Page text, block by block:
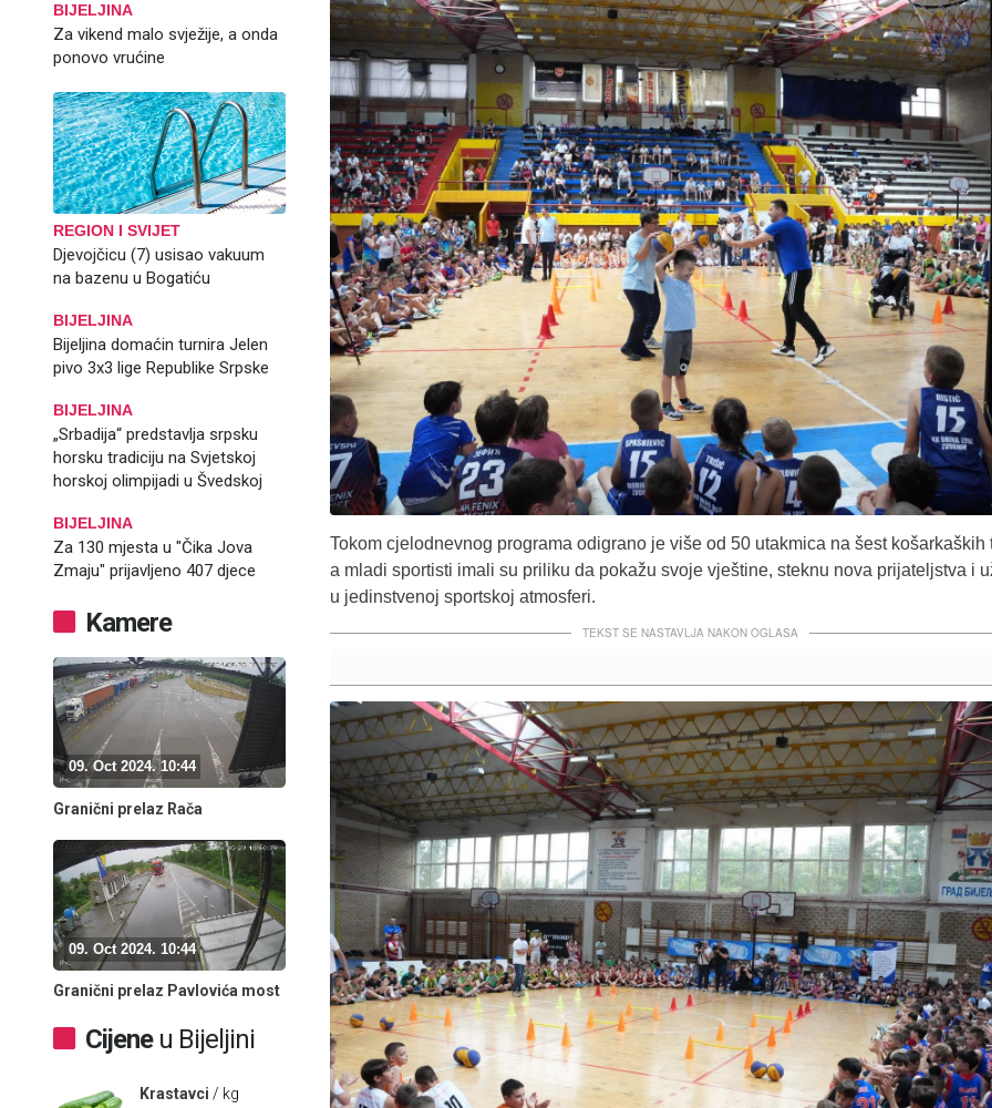
BIJELJINA
Za vikend malo svježije, a onda
ponovo vrućine
REGION I SVIJET
Djevojčicu (7) usisao vakuum
na bazenu u Bogatiću
BIJELJINA
Bijeljina domaćin turnira Jelen
pivo 3x3 lige Republike Srpske
BIJELJINA
„Srbadija“ predstavlja srpsku
horsku tradiciju na Svjetskoj
horskoj olimpijadi u Švedskoj
BIJELJINA
Za 130 mjesta u "Čika Jova
Zmaju" prijavljeno 407 djece
Kamere
09. Oct 2024. 10:44
Granični prelaz Rača
09. Oct 2024. 10:44
Granični prelaz Pavlovića most
Cijeneu Bijeljini
Krastavci / kg
Tokom cjelodnevnog programa odigrano je više od 50 utakmica na šest košarkaških
a mladi sportisti imali su priliku da pokažu svoje vještine, steknu nova prijateljstva i
u jedinstvenoj sportskoj atmosferi.
TEKST SE NASTAVLJA NAKON OGLASA